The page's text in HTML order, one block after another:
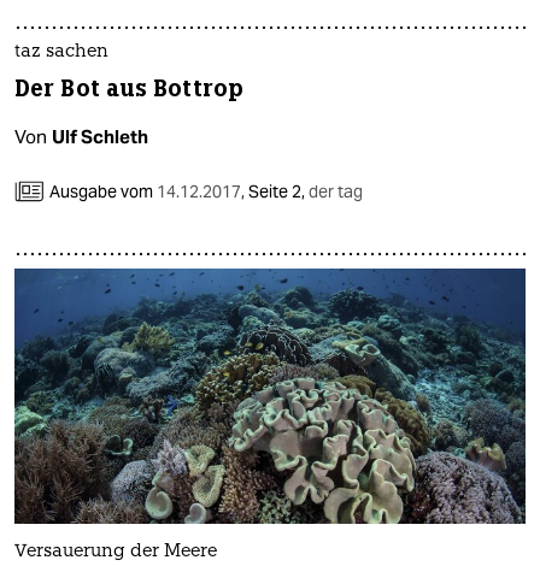
taz sachen
Der Bot aus Bottrop
Von Ulf Schleth
Ausgabe vom 14.12.2017,Seite 2,der tag
Versauerung der Meere